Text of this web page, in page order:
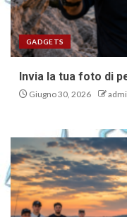
GADGETS
Invia la tua foto di
Giugno 30, 2026